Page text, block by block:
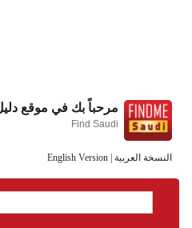
النسخة العربية English Version
مرحباً بك في موقع
Find Saudi